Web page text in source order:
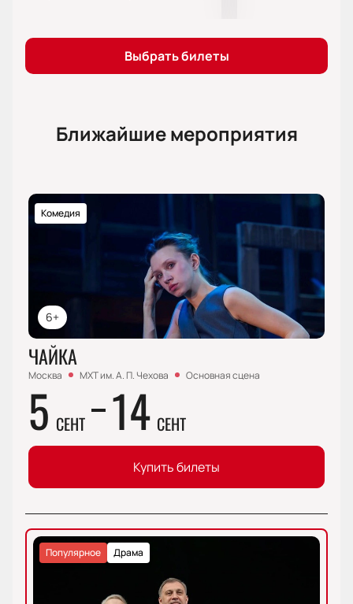
Выбрать билеты
Ближайшие мероприятия
6+
Комедия
ЧАЙКА
Москва МХТ им. А. П. Чехова Основная сцена
5 СЕНТ 14 СЕНТ
Купить билеты
Драма
Популярное